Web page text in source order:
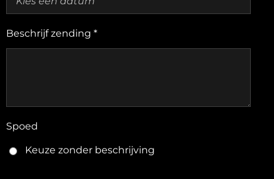
Beschrijf zending *
Spoed
Keuze zonder beschrijving